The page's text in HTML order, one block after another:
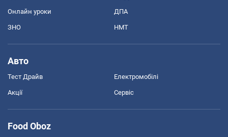
Онлайн уроки ДПА
ЗНО НМТ
Авто
Тест Драйв Електромобілі
Акції Сервіс
Food Oboz